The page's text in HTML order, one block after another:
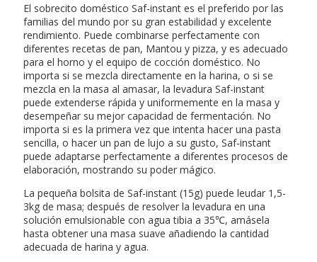
El sobrecito doméstico Saf-instant es el preferido por las
familias del mundo por su gran estabilidad y excelente
rendimiento. Puede combinarse perfectamente con
diferentes recetas de pan, Mantou y pizza, y es adecuado
para el horno y el equipo de cocción doméstico. No
importa si se mezcla directamente en la harina, o si se
mezcla en la masa al amasar, la levadura Saf-instant
puede extenderse rápida y uniformemente en la masa y
desempeñar su mejor capacidad de fermentación. No
importa si es la primera vez que intenta hacer una pasta
sencilla, o hacer un pan de lujo a su gusto, Saf-instant
puede adaptarse perfectamente a diferentes procesos de
elaboración, mostrando su poder mágico.
La pequeña bolsita de Saf-instant (15g) puede leudar 1,5-
3kg de masa; después de resolver la levadura en una
solución emulsionable con agua tibia a 35℃, amásela
hasta obtener una masa suave añadiendo la cantidad
adecuada de harina y agua.